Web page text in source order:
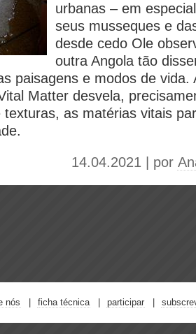
urbanas – em
seus musseques e
desde cedo Ole
outra Angola tão
paisagens e modos de vida.
Matter desvela,
as matérias vitais
14.04.2021 | por
nós ficha técnica participar